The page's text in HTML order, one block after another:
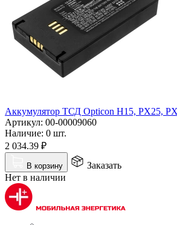
Аккумулятор ТСД Opticon H15, PX25,
Артикул: 00-00009060
Наличие: 0 шт.
2 034.39 ₽
В корзину
Заказать
Нет в наличии